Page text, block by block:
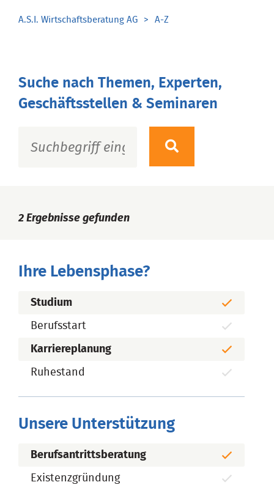
A.S.I. Wirtschaftsberatung AG A-Z
Suche nach Themen, Experten,
Geschäftsstellen & Seminaren
2 Ergebnisse gefunden
Ihre Lebensphase?
Studium
Berufsstart
Karriereplanung
Ruhestand
Unsere Unterstützung
Berufsantrittsberatung
Existenzgründung